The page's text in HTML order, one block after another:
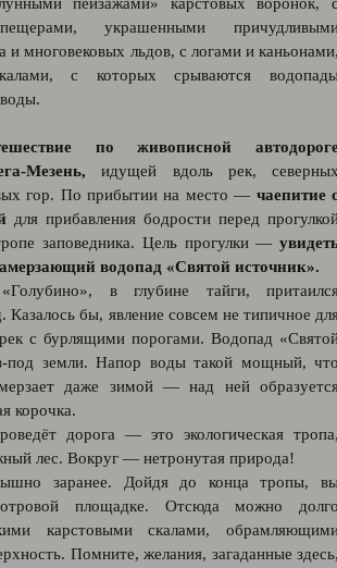
украшенными
и многовековых льдов, с логами и
с которых срываются
по живописной
Мезень, идущей вдоль рек,
гор. По прибытии на место — чаепитие
для прибавления бодрости перед
заповедника. Цель прогулки —
водопад «Святой источник».
в глубине тайги,
Казалось бы, явление совсем не типичное
с бурлящими порогами. Водопад
под земли. Напор воды такой мощный,
даже зимой — над ней
корочка.
дорога — это экологическая
лес. Вокруг — нетронутая природа!
заранее. Дойдя до конца тропы,
площадке. Отсюда можно
карстовыми скалами,
Помните, желания, загаданные